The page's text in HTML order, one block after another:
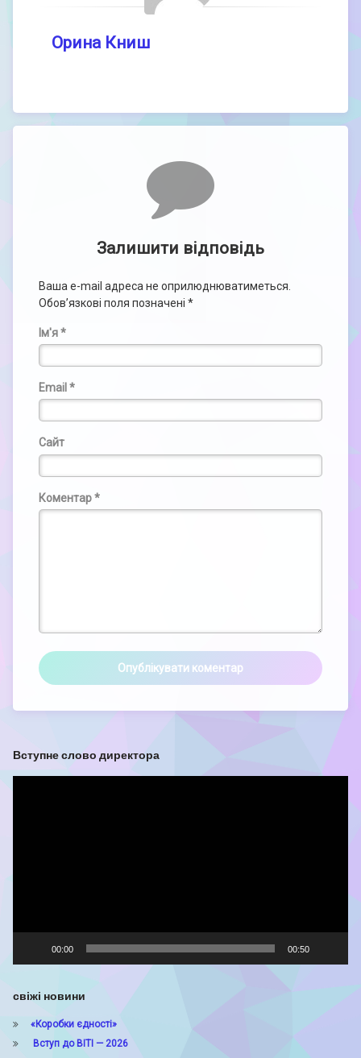
Орина Книш
Залишити відповідь
Ваша e-mail адреса не оприлюднюватиметься.
Обов’язкові поля позначені *
Ім'я*
Email *
Сайт
Коментар*
Вступне слово директора
00:00 00:50
свіжі новини
«Коробки єдності»
Вступ до ВІТІ — 2026